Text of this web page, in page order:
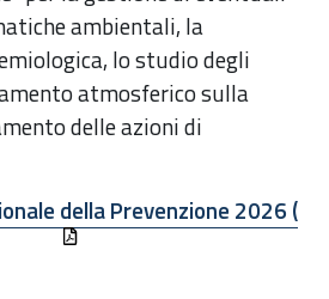
ambientali, la
lo studio degli
atmosferico sulla
delle azioni di
della Prevenzione 2026 (